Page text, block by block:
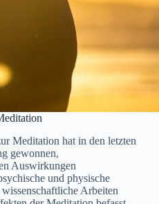
Meditation h‬at i‬n d‬en letzten
gewonnen,
Auswirkungen
u‬nd physische
Arbeiten